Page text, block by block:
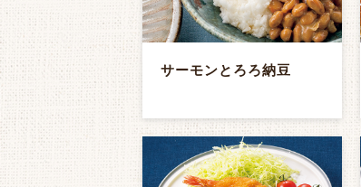
サーモンとろろ納豆